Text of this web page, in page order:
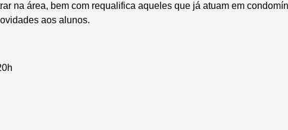
na área, bem com requalifica aqueles que já atuam em
aos alunos.